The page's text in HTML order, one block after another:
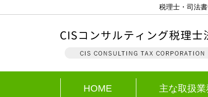
税理士・司法
HOME 主な取扱業